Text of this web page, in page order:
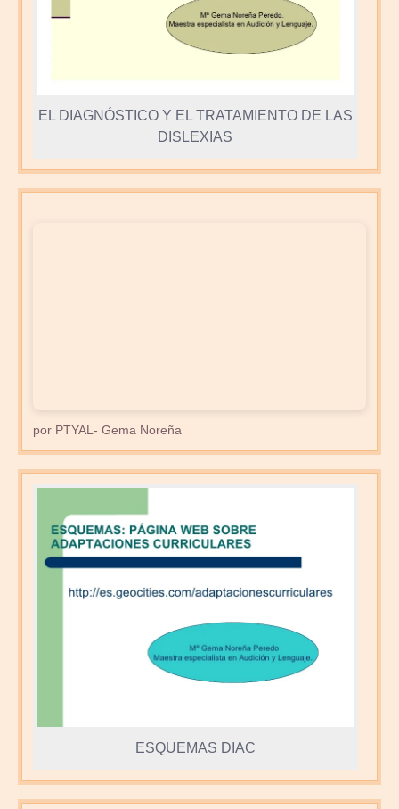
EL DIAGNÓSTICO Y EL TRATAMIENTO DE LAS
DISLEXIAS
por PTYAL- Gema Noreña
ESQUEMAS DIAC